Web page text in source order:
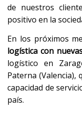
de nuestros
positivo en la
En los próximos
logística con
logístico en
Paterna
capacidad de
país.